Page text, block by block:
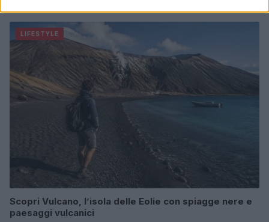
LIFESTYLE
Scopri Vulcano, l’isola delle Eolie con spiagge nere e
paesaggi vulcanici